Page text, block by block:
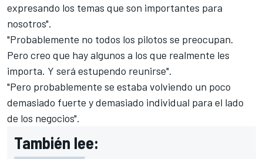
expresando los temas que son importantes para
nosotros".
"Probablemente no todos los pilotos se preocupan.
Pero creo que hay algunos a los que realmente les
importa. Y será estupendo reunirse".
"Pero probablemente se estaba volviendo un poco
demasiado fuerte y demasiado individual para el lado
de los negocios".
También lee: